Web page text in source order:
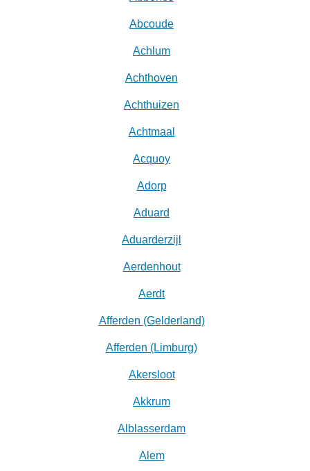
Abcoude
Achlum
Achthoven
Achthuizen
Achtmaal
Acquoy
Adorp
Aduard
Aduarderzijl
Aerdenhout
Aerdt
Afferden (Gelderland)
Afferden (Limburg)
Akersloot
Akkrum
Alblasserdam
Alem